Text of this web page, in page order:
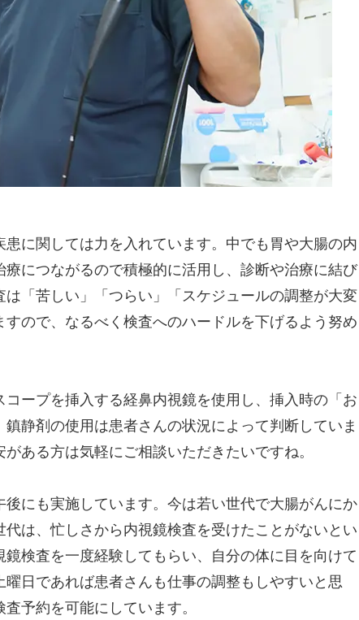
に関しては力を入れています。中でも胃や大腸の内
につながるので積極的に活用し、診断や治療に結び
「苦しい」「つらい」「スケジュールの調整が大変
ので、なるべく検査へのハードルを下げるよう努め
ープを挿入する経鼻内視鏡を使用し、挿入時の「お
静剤の使用は患者さんの状況によって判断していま
ある方は気軽にご相談いただきたいですね。
にも実施しています。今は若い世代で大腸がんにか
は、忙しさから内視鏡検査を受けたことがないとい
検査を一度経験してもらい、自分の体に目を向けて
日であれば患者さんも仕事の調整もしやすいと思
予約を可能にしています。